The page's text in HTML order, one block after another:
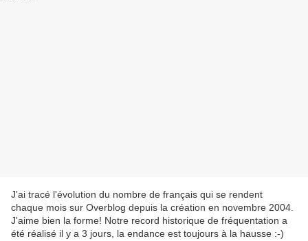
J'ai tracé l'évolution du nombre de français qui se rendent
chaque mois sur Overblog depuis la création en novembre 2004.
J'aime bien la forme! Notre record historique de fréquentation a
été réalisé il y a 3 jours, la endance est toujours à la hausse :-)